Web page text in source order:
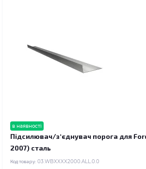
в наявності
Підсилювач/зʼєднувач порога для
2007) сталь
Код товару: 03.WBXXXX2000.ALL.0.0